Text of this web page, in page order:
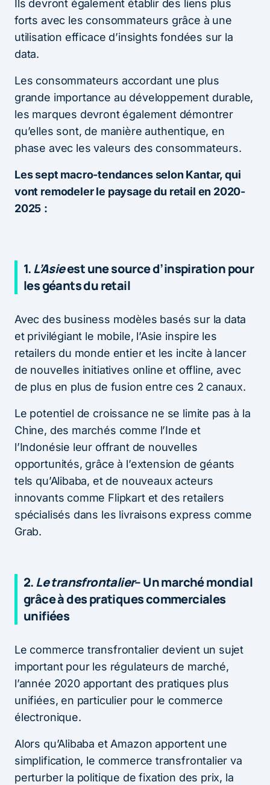
Ils devront également établir des liens plus
forts avec les consommateurs grâce à une
utilisation efficace d’insights fondées sur la
data.
Les consommateurs accordant une plus
grande importance au développement durable,
les marques devront également démontrer
qu’elles sont, de manière authentique, en
phase avec les valeurs des consommateurs.
Les sept macro-tendances selon Kantar, qui
vont remodeler le paysage du retail en 2020-
2025 :
1.L’Asieest une source d’inspiration pour
les géants du retail
Avec des business modèles basés sur la data
et privilégiant le mobile, l’Asie inspire les
retailers du monde entier et les incite à lancer
de nouvelles initiatives online et offline, avec
de plus en plus de fusion entre ces 2 canaux.
Le potentiel de croissance ne se limite pas à la
Chine, des marchés comme l’Inde et
l’Indonésie leur offrant de nouvelles
opportunités, grâce à l’extension de géants
tels qu’Alibaba, et de nouveaux acteurs
innovants comme Flipkart et des retailers
spécialisés dans les livraisons express comme
Grab.
2.Le transfrontalier– Un marché mondial
grâce à des pratiques commerciales
unifiées
Le commerce transfrontalier devient un sujet
important pour les régulateurs de marché,
l’année 2020 apportant des pratiques plus
unifiées, en particulier pour le commerce
électronique.
Alors qu’Alibaba et Amazon apportent une
simplification, le commerce transfrontalier va
perturber la politique de fixation des prix, la